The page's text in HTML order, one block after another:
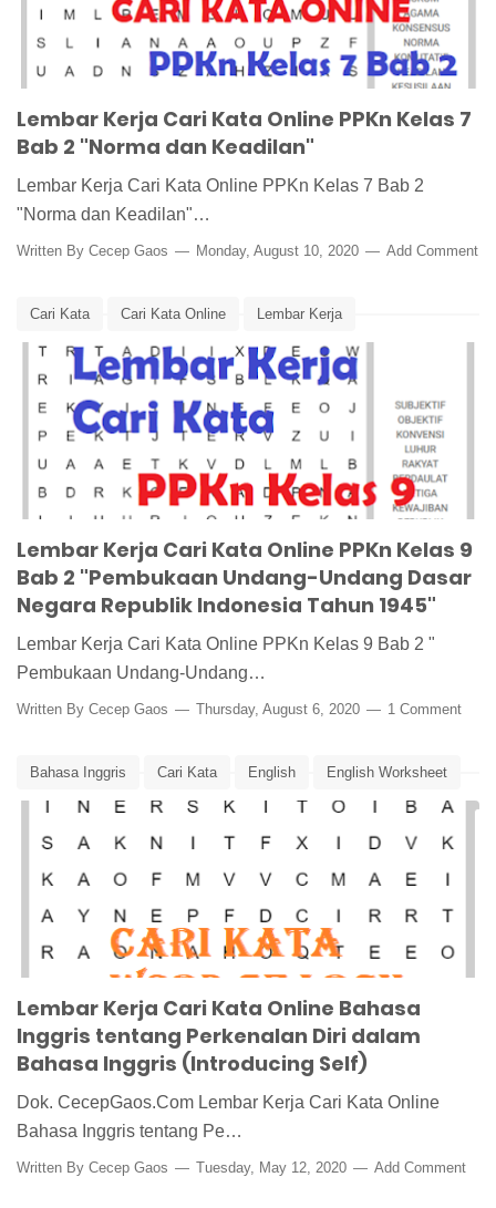
Lembar Kerja Cari Kata Online PPKn Kelas 7
Bab 2 "Norma dan Keadilan"
Lembar Kerja Cari Kata Online PPKn Kelas 7 Bab 2
"Norma dan Keadilan"…
Written By Cecep Gaos Monday, August 10, 2020 Add Comment
Cari Kata Cari Kata Online Lembar Kerja
Lembar Kerja Siswa Media Pembelajaran UUD
UUD 1945 Word Search Word Search Online
Lembar Kerja Cari Kata Online PPKn Kelas 9
Bab 2 "Pembukaan Undang-Undang Dasar
Negara Republik Indonesia Tahun 1945"
Lembar Kerja Cari Kata Online PPKn Kelas 9 Bab 2 "
Pembukaan Undang-Undang…
Written By Cecep Gaos Thursday, August 6, 2020 1 Comment
Bahasa Inggris Cari Kata English English Worksheet
Lembar Kerja Pembelajaran Word Search
Lembar Kerja Cari Kata Online Bahasa
Inggris tentang Perkenalan Diri dalam
Bahasa Inggris (Introducing Self)
Dok. CecepGaos.Com Lembar Kerja Cari Kata Online
Bahasa Inggris tentang Pe…
Written By Cecep Gaos Tuesday, May 12, 2020 Add Comment